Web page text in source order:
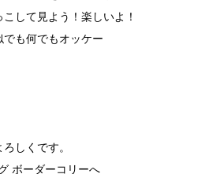
して見よう！楽しいよ！
も何でもオッケー
しくです。